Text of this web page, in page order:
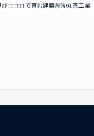
ココロで育む建築屋㈲丸善工業